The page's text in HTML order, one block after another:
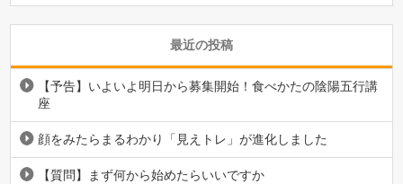
最近の投稿
【予告】いよいよ明日から募集開始！食べかたの陰陽五行講
座
顔をみたらまるわかり「見えトレ」が進化しました
【質問】まず何から始めたらいいですか